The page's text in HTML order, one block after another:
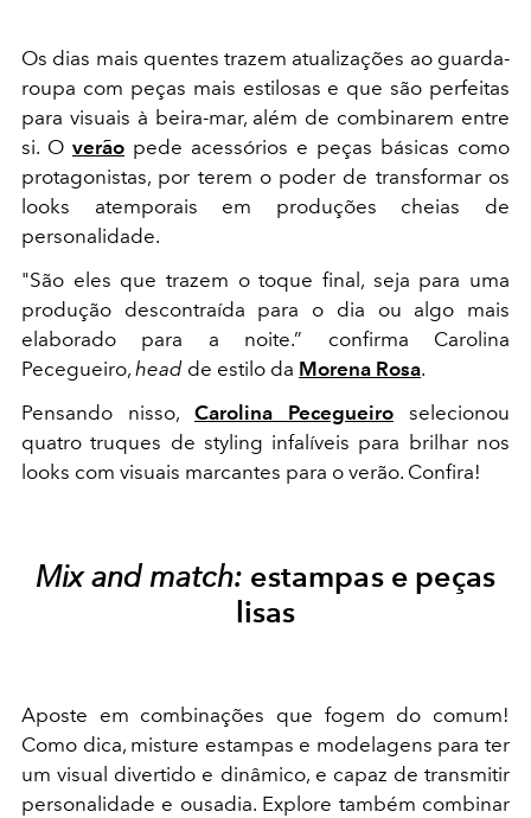
Os dias mais quentes trazem atualizações ao guarda-
roupa com peças mais estilosas e que são perfeitas
para visuais à beira-mar, além de combinarem entre
si. O verão pede acessórios e peças básicas como
protagonistas, por terem o poder de transformar os
looks atemporais em produções cheias de
personalidade.
"São eles que trazem o toque final, seja para uma
produção descontraída para o dia ou algo mais
elaborado para a noite.” confirma Carolina
Pecegueiro, head de estilo da Morena Rosa.
Pensando nisso, Carolina Pecegueiro selecionou
quatro truques de styling infalíveis para brilhar nos
looks com visuais marcantes para o verão. Confira!
Mix and match: estampas e peças
lisas
Aposte em combinações que fogem do comum!
Como dica, misture estampas e modelagens para ter
um visual divertido e dinâmico, e capaz de transmitir
personalidade e ousadia. Explore também combinar